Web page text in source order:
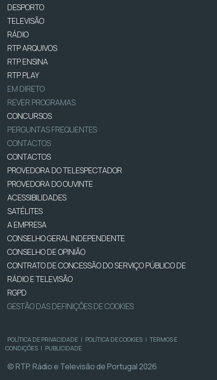
DESPORTO
TELEVISÃO
RÁDIO
RTP ARQUIVOS
RTP ENSINA
RTP PLAY
EM DIRETO
REVER PROGRAMAS
CONCURSOS
PERGUNTAS FREQUENTES
CONTACTOS
CONTACTOS
PROVEDORA DO TELESPECTADOR
PROVEDORA DO OUVINTE
ACESSIBILIDADES
SATÉLITES
A EMPRESA
CONSELHO GERAL INDEPENDENTE
CONSELHO DE OPINIÃO
CONTRATO DE CONCESSÃO DO SERVIÇO PÚBLICO DE
RÁDIO E TELEVISÃO
RGPD
GESTÃO DAS DEFINIÇÕES DE COOKIES
POLÍTICA DE PRIVACIDADE | POLÍTICA DE COOKIES | TERMOS E
CONDIÇÕES | PUBLICIDADE
© RTP, Rádio e Televisão de Portugal 2026